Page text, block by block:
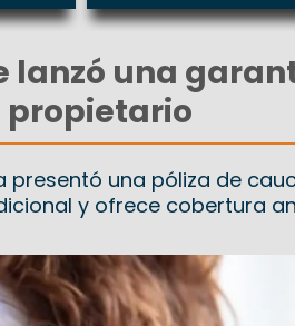
lanzó una
propietario
presentó una póliza de
y ofrece cobertura